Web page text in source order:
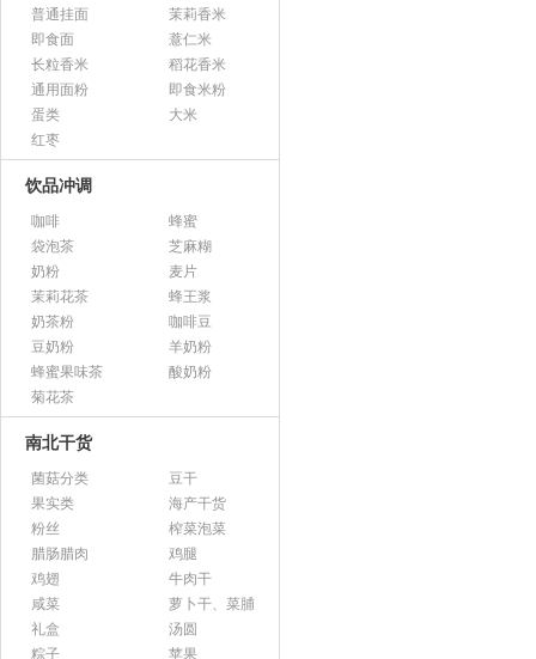
普通挂面
茉莉香米
即食面
薏仁米
长粒香米
稻花香米
通用面粉
即食米粉
蛋类
大米
红枣
饮品冲调
咖啡
蜂蜜
袋泡茶
芝麻糊
奶粉
麦片
茉莉花茶
蜂王浆
奶茶粉
咖啡豆
豆奶粉
羊奶粉
蜂蜜果味茶
酸奶粉
菊花茶
南北干货
菌菇分类
豆干
果实类
海产干货
粉丝
榨菜泡菜
腊肠腊肉
鸡腿
鸡翅
牛肉干
咸菜
萝卜干、菜脯
礼盒
汤圆
粽子
苹果